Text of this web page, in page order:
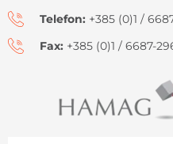
Telefon: +385 (0)1 /
Fax: +385 (0)1 / 6687-